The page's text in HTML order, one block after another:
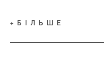
+БІЛЬШЕ